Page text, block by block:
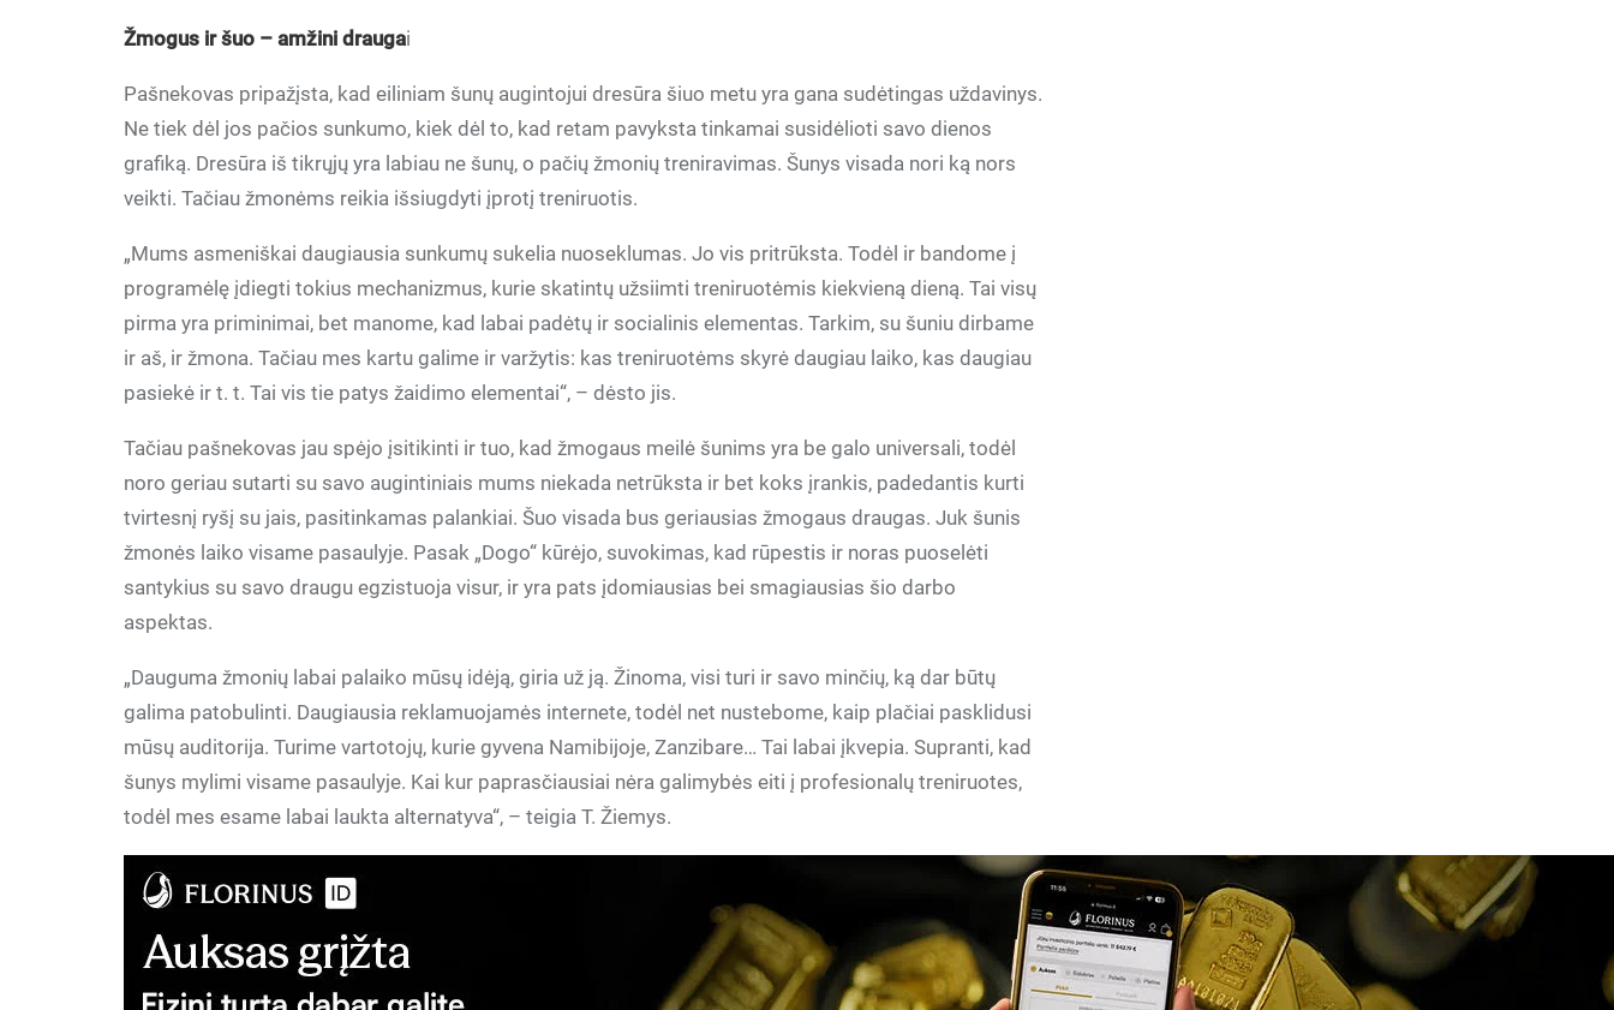
Žmogus ir šuo – amžini draugai
Pašnekovas pripažįsta, kad eiliniam šunų augintojui dresūra šiuo metu yra gana sudėtingas uždavinys.
Ne tiek dėl jos pačios sunkumo, kiek dėl to, kad retam pavyksta tinkamai susidėlioti savo dienos
grafiką. Dresūra iš tikrųjų yra labiau ne šunų, o pačių žmonių treniravimas. Šunys visada nori ką nors
veikti. Tačiau žmonėms reikia išsiugdyti įprotį treniruotis.
„Mums asmeniškai daugiausia sunkumų sukelia nuoseklumas. Jo vis pritrūksta. Todėl ir bandome į
programėlę įdiegti tokius mechanizmus, kurie skatintų užsiimti treniruotėmis kiekvieną dieną. Tai visų
pirma yra priminimai, bet manome, kad labai padėtų ir socialinis elementas. Tarkim, su šuniu dirbame
ir aš, ir žmona. Tačiau mes kartu galime ir varžytis: kas treniruotėms skyrė daugiau laiko, kas daugiau
pasiekė ir t. t. Tai vis tie patys žaidimo elementai“, – dėsto jis.
Tačiau pašnekovas jau spėjo įsitikinti ir tuo, kad žmogaus meilė šunims yra be galo universali, todėl
noro geriau sutarti su savo augintiniais mums niekada netrūksta ir bet koks įrankis, padedantis kurti
tvirtesnį ryšį su jais, pasitinkamas palankiai. Šuo visada bus geriausias žmogaus draugas. Juk šunis
žmonės laiko visame pasaulyje. Pasak „Dogo“ kūrėjo, suvokimas, kad rūpestis ir noras puoselėti
santykius su savo draugu egzistuoja visur, ir yra pats įdomiausias bei smagiausias šio darbo
aspektas.
„Dauguma žmonių labai palaiko mūsų idėją, giria už ją. Žinoma, visi turi ir savo minčių, ką dar būtų
galima patobulinti. Daugiausia reklamuojamės internete, todėl net nustebome, kaip plačiai pasklidusi
mūsų auditorija. Turime vartotojų, kurie gyvena Namibijoje, Zanzibare… Tai labai įkvepia. Supranti, kad
šunys mylimi visame pasaulyje. Kai kur paprasčiausiai nėra galimybės eiti į profesionalų treniruotes,
todėl mes esame labai laukta alternatyva“, – teigia T. Žiemys.